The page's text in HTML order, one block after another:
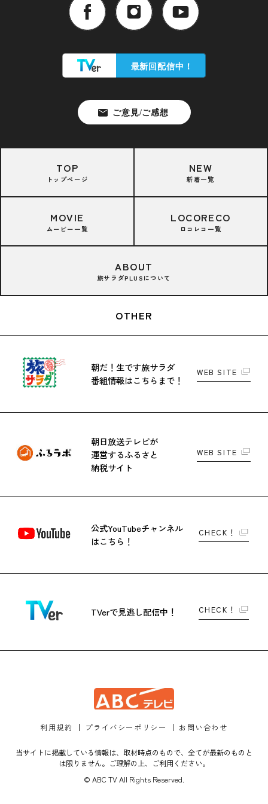
TOP
トップページ
NEW
新着一覧
MOVIE
ムービー一覧
LOCORECO
ロコレコ一覧
ABOUT
旅サラダPLUSについて
OTHER
朝だ！生です旅サラダ
番組情報はこちらまで！
WEB SITE
朝日放送テレビが
運営するふるさと
納税サイト
WEB SITE
公式YouTubeチャンネル
はこちら！
CHECK！
TVerで見逃し配信中！ CHECK！
利用規約 プライバシーポリシー お問い合わせ
当サイトに掲載している情報は、取材時点のもので、全てが最新のものと
は限りません。ご理解の上、ご利用ください。
© ABC TV All Rights Reserved.